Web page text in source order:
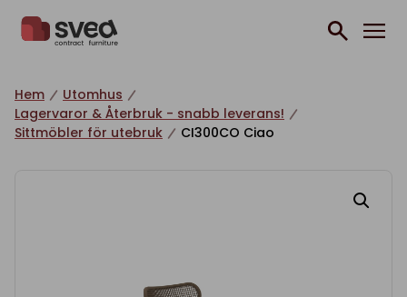
Hem
Utomhus
Lagervaror & Återbruk - snabb leverans!
Sittmöbler för utebruk
CI300CO Ciao